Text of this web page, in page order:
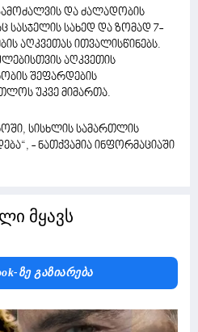
და ძალადობის
სასჯელის სახედ და ზომად 7-
აღკვეთას ითვალისწინებს.
აღკვეთის
შეფარდების
უკვე მიმართა.
სისხლის სამართლის
- ნათქვამია ინფორმაციაში
მყავს
Ზე Გაზიარება